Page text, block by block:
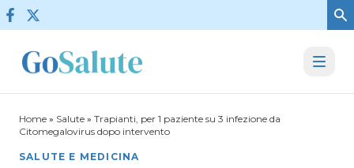
Vai al contenuto
Home » Salute » Trapianti, per 1 paziente su 3 infezione da
Citomegalovirus dopo intervento
SALUTE E MEDICINA